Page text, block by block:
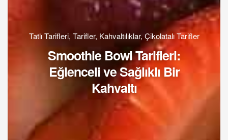
Tatlı Tarifleri, Tarifler, Kahvaltılıklar, Çikolatalı Tarifler
Smoothie Bowl Tarifleri:
Eğlenceli ve Sağlıklı Bir
Kahvaltı